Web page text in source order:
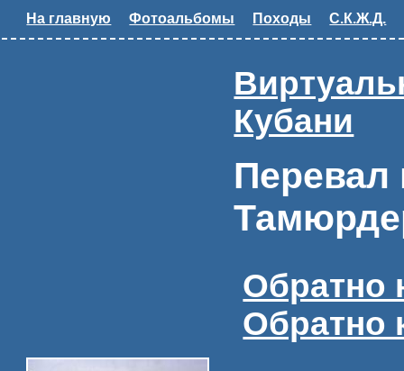
На главную Фотоальбомы Походы С.К.Ж.Д.
Кубани
Обратно
Обратно